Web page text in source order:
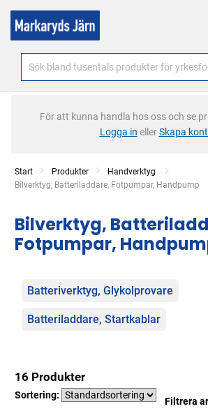
För att kunna handla hos oss och se
Logga in ellerSkapa
Start Produkter
Handverktyg
Current:
Bilverktyg, Batteriladdare, Fotpumpar, Handpump
Bilverktyg,
Fotpumpar,
Kategorier
Batteriverktyg, Glykolprovare
Batteriladdare, Startkablar
16 Produkter
Sortering:
Filtrera